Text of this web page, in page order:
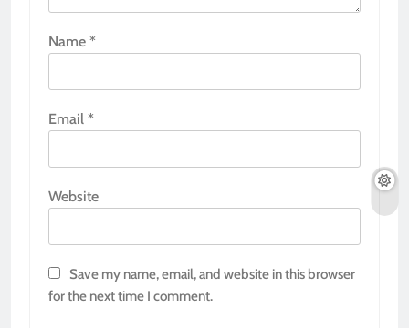
Name *
Email *
Website
Save my name, email, and website in this browser
for the next time I comment.